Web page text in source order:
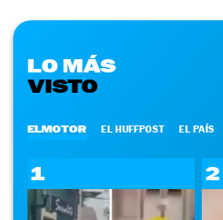
LO MÁS
VISTO
ELMOTOR EL HUFFPOST EL PAÍS
1 2